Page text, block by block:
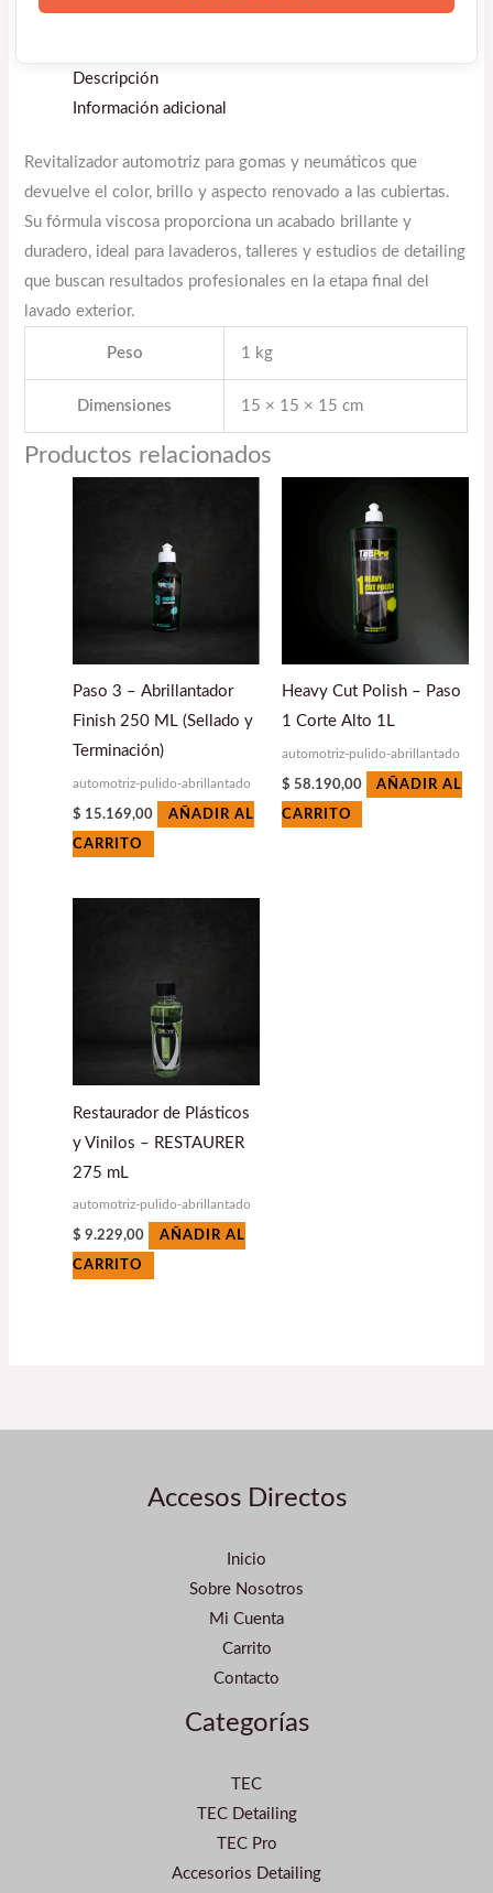
Descripción
Información adicional
Revitalizador automotriz para gomas y neumáticos que
devuelve el color, brillo y aspecto renovado a las cubiertas.
Su fórmula viscosa proporciona un acabado brillante y
duradero, ideal para lavaderos, talleres y estudios de detailing
que buscan resultados profesionales en la etapa final del
lavado exterior.
Peso 1 kg
Dimensiones 15 × 15 × 15 cm
Productos relacionados
Paso 3 – Abrillantador
Finish 250 ML (Sellado y
Terminación)
automotriz-pulido-abrillantado
$ 15.169,00 AÑADIR AL
CARRITO
Heavy Cut Polish – Paso
1 Corte Alto 1L
automotriz-pulido-abrillantado
$ 58.190,00 AÑADIR AL
CARRITO
Restaurador de Plásticos
y Vinilos – RESTAURER
275 mL
automotriz-pulido-abrillantado
$ 9.229,00 AÑADIR AL
CARRITO
Accesos Directos
Inicio
Sobre Nosotros
Mi Cuenta
Carrito
Contacto
Categorías
TEC
TEC Detailing
TEC Pro
Accesorios Detailing